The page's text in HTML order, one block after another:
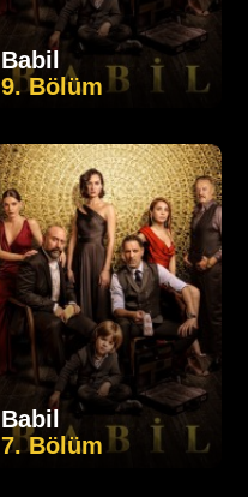
Babil
9. Bölüm
Babil
7. Bölüm